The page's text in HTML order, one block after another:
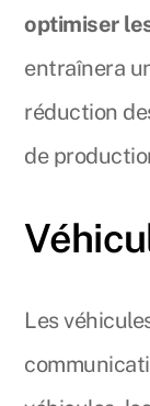
optimiser
entraînera
réduction
de
Les